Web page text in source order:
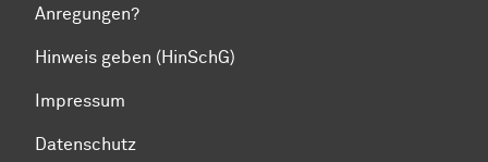
Anregungen?
Hinweis geben (HinSchG)
Impressum
Datenschutz